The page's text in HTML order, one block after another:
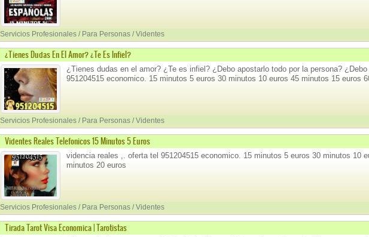
Servicios Profesionales / Para Personas / Videntes
¿Tienes Dudas En El Amor? ¿Te Es Infiel?
¿Tienes dudas en el amor? ¿Te es infiel? ¿Debo apostarlo todo por la persona?
951204515 economico. 15 minutos 5 euros 30 minutos 10 euros 45 minutos 15 euros
Servicios Profesionales / Para Personas / Videntes
Videntes Reales Telefonicos 15 Minutos 5 Euros
videncia reales ,. oferta tel 951204515 economico. 15 minutos 5 euros 30 minutos 10
minutos 20 euros
Servicios Profesionales / Para Personas / Videntes
Tirada Tarot Visa Economica | Tarotistas